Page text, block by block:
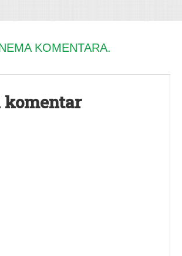
KOMENTARA.
komentar